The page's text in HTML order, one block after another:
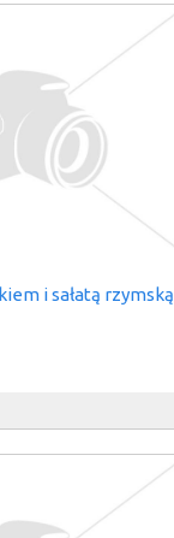
i sałatą rzymską